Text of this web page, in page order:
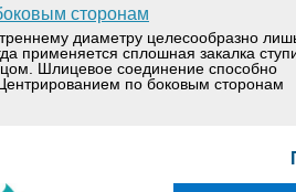
сторонам
диаметру целесообразно
применяется сплошная закалка
Шлицевое соединение способно
по боковым сторонам